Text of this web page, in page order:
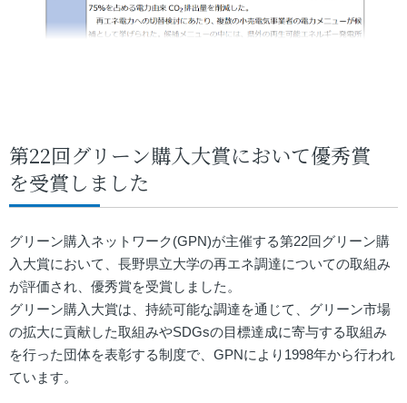
第22回グリーン購入大賞において優秀賞
を受賞しました
グリーン購入ネットワーク(GPN)が主催する第22回グリーン購
入大賞において、長野県立大学の再エネ調達についての取組み
が評価され、優秀賞を受賞しました。
グリーン購入大賞は、持続可能な調達を通じて、グリーン市場
の拡大に貢献した取組みやSDGsの目標達成に寄与する取組み
を行った団体を表彰する制度で、GPNにより1998年から行われ
ています。